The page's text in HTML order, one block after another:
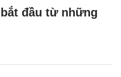
đầu từ những